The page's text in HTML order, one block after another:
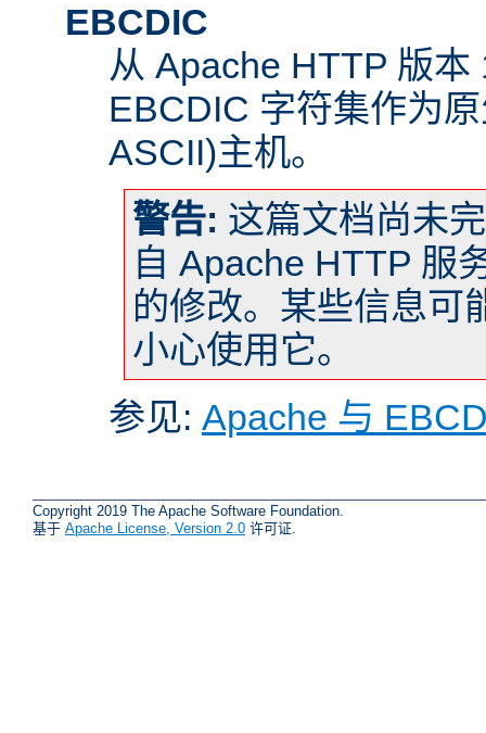
EBCDIC
从 Apache HTTP 版
EBCDIC 字符集作为
ASCII)主机。
警告: 这篇文档尚未
自 Apache HTTP 服
的修改。某些信息可
小心使用它。
参见: Apache 与
Copyright 2019 The Apache Software Foundation.
基于 Apache License, Version 2.0 许可证.